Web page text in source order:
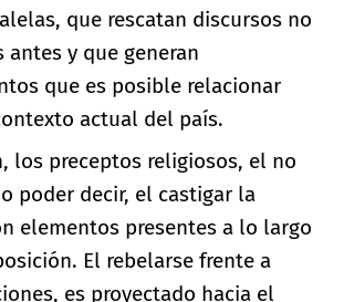
que rescatan discursos no
antes y que generan
que es posible relacionar
actual del país.
los preceptos religiosos, el no
poder decir, el castigar la
elementos presentes a lo largo
El rebelarse frente a
es proyectado hacia el